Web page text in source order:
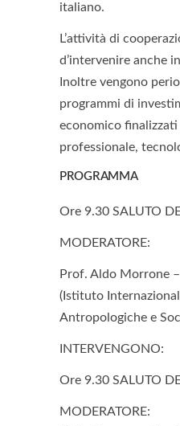
italiano.
L’attività di
d’intervenire anche
Inoltre vengono
programmi di
economico finalizzati
professionale,
PROGRAMMA
Ore 9.30 SALUTO
MODERATORE:
Prof. Aldo Morrone
(Istituto
Antropologiche e
INTERVENGONO:
Ore 9.30 SALUTO
MODERATORE: